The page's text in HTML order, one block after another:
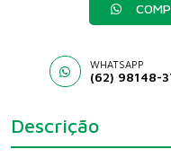
WHATSAPP
(62) 98148-
Descrição